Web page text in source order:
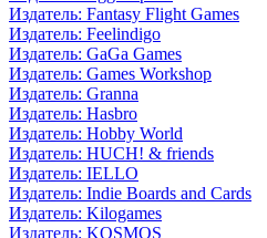
Издатель: Fantasy Flight Games
Издатель: Feelindigo
Издатель: GaGa Games
Издатель: Games Workshop
Издатель: Granna
Издатель: Hasbro
Издатель: Hobby World
Издатель: HUCH! & friends
Издатель: IELLO
Издатель: Indie Boards and Cards
Издатель: Kilogames
Издатель: KOSMOS